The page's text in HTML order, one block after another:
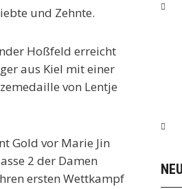
und Zehnte.
Hoßfeld erreicht
aus Kiel mit einer
von Lentje
Gold vor Marie Jin
2 der Damen
ersten Wettkampf